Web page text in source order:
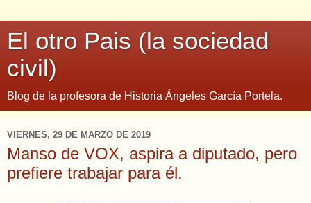
El otro Pais (la sociedad
civil)
Blog de la profesora de Historia Ángeles García Portela.
VIERNES, 29 DE MARZO DE 2019
Manso de VOX, aspira a diputado, pero
prefiere trabajar para él.